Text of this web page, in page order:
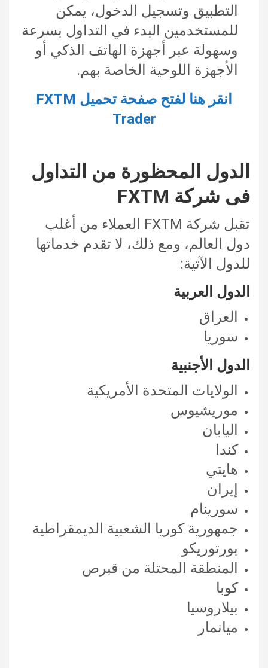
التطبيق وتسجيل الدخول، يمكن
للمستخدمين البدء في التداول بسرعة
وسهولة عبر أجهزة الهاتف الذكي أو
الأجهزة اللوحية الخاصة بهم.
انقر هنا لفتح صفحة تحميل FXTM
Trader
الدول المحظورة من التداول
فى شركة FXTM
تقبل شركة FXTM العملاء من أغلب
دول العالم، ومع ذلك، لا تقدم خدماتها
للدول الآتية:
الدول العربية
العراق
سوريا
الدول الأجنبية
الولايات المتحدة الأمريكية
موريشيوس
اليابان
كندا
هايتي
إيران
سورينام
جمهورية كوريا الشعبية الديمقراطية
بورتوريكو
المنطقة المحتلة من قبرص
كوبا
بيلاروسيا
ميانمار